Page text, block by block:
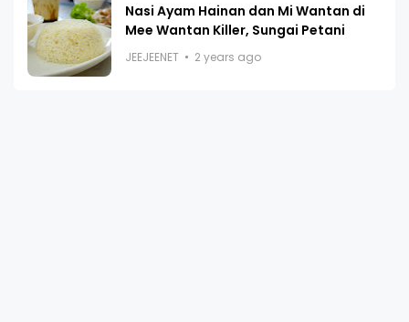
Nasi Ayam Hainan dan Mi Wantan di
Mee Wantan Killer, Sungai Petani
JEEJEENET 2 years ago